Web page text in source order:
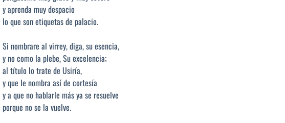
y aprenda muy despacio
lo que son etiquetas de palacio.
Si nombrare al virrey, diga, su esencia,
y no como la plebe, Su excelencia;
al título lo trate de Usiría,
y que le nombra así de cortesía
y a que no hablarle más ya se resuelve
porque no se la vuelve.